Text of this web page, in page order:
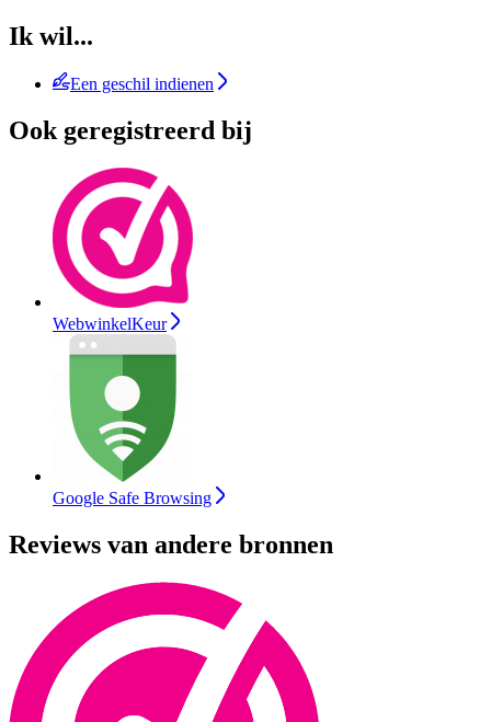
Ik wil...
Een geschil indienen
Ook geregistreerd bij
WebwinkelKeur
Google Safe Browsing
Reviews van andere bronnen